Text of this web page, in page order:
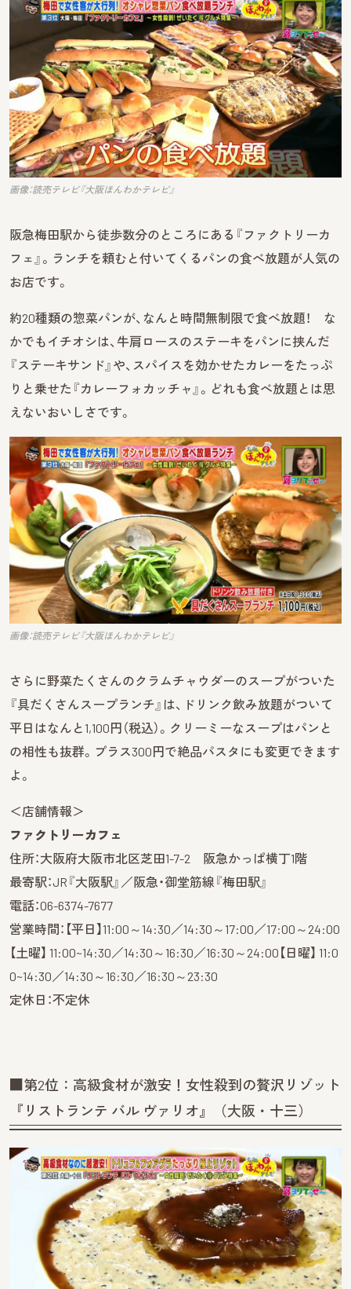
画像：読売テレビ『大阪ほんわかテレビ』
阪急梅田駅から徒歩数分のところにある『ファクトリーカ
フェ』。ランチを頼むと付いてくるパンの食べ放題が人気の
お店です。
約20種類の惣菜パンが、なんと時間無制限で食べ放題！ な
かでもイチオシは、牛肩ロースのステーキをパンに挟んだ
『ステーキサンド』や、スパイスを効かせたカレーをたっぷ
りと乗せた『カレーフォカッチャ』。どれも食べ放題とは思
えないおいしさです。
画像：読売テレビ『大阪ほんわかテレビ』
さらに野菜たくさんのクラムチャウダーのスープがついた
『具だくさんスープランチ』は、ドリンク飲み放題がついて
平日はなんと1,100円（税込）。クリーミーなスープはパンと
の相性も抜群。プラス300円で絶品パスタにも変更できます
よ。
＜店舗情報＞
ファクトリーカフェ
住所：大阪府大阪市北区芝田1-7-2 阪急かっぱ横丁1階
最寄駅：JR『大阪駅』／阪急・御堂筋線『梅田駅』
電話：06-6374-7677
営業時間：【平日】11:00～14:30／14:30～17:00／17:00～24:00
【土曜】 11:00~14:30／14:30～16:30／16:30～24:00【日曜】 11:0
0~14:30／14:30～16:30／16:30～23:30
定休日：不定休
■第2位：高級食材が激安！女性殺到の贅沢リゾット
『リストランテ バル ヴァリオ』（大阪・十三）